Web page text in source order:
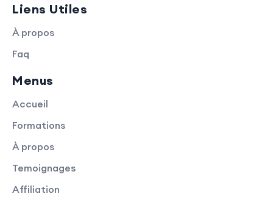
Liens Utiles
À propos
Faq
Menus
Accueil
Formations
À propos
Temoignages
Affiliation